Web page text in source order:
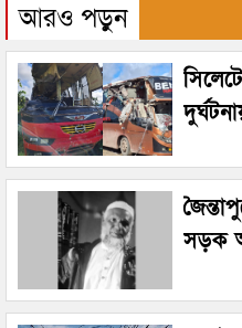
আরও পড়ুন
সড়ক